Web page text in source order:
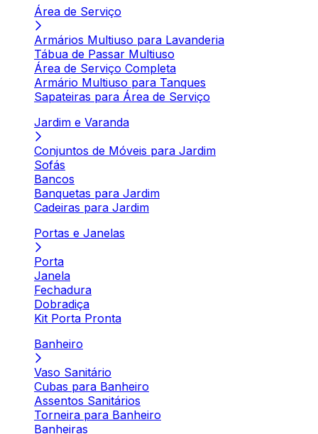
Área de Serviço
Armários Multiuso para Lavanderia
Tábua de Passar Multiuso
Área de Serviço Completa
Armário Multiuso para Tanques
Sapateiras para Área de Serviço
Jardim e Varanda
Conjuntos de Móveis para Jardim
Sofás
Bancos
Banquetas para Jardim
Cadeiras para Jardim
Portas e Janelas
Porta
Janela
Fechadura
Dobradiça
Kit Porta Pronta
Banheiro
Vaso Sanitário
Cubas para Banheiro
Assentos Sanitários
Torneira para Banheiro
Banheiras